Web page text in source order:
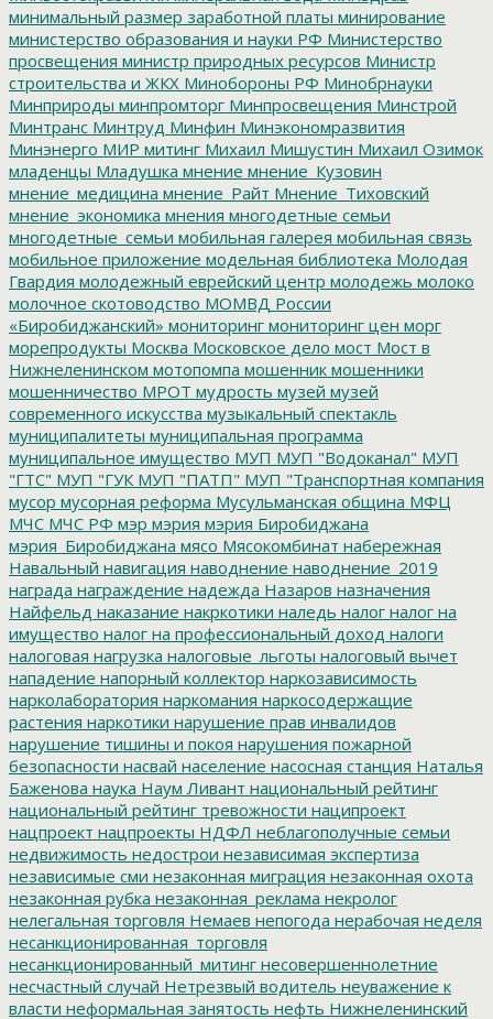
минимальный размер заработной платы минирование
министерство образования и науки РФ Министерство
просвещения министр природных ресурсов Министр
строительства и ЖКХ Минобороны РФ Минобрнауки
Минприроды минпромторг Минпросвещения Минстрой
Минтранс Минтруд Минфин Минэкономразвития
Минэнерго МИР митинг Михаил Мишустин Михаил Озимок
младенцы Младушка мнение мнение_Кузовин
мнение_медицина мнение_Райт Мнение_Тиховский
мнение_экономика мнения многодетные семьи
многодетные_семьи мобильная галерея мобильная связь
мобильное приложение модельная библиотека Молодая
Гвардия молодежный еврейский центр молодежь молоко
молочное скотоводство МОМВД России
«Биробиджанский» мониторинг мониторинг цен морг
морепродукты Москва Московское дело мост Мост в
Нижнеленинском мотопомпа мошенник мошенники
мошенничество МРОТ мудрость музей музей
современного искусства музыкальный спектакль
муниципалитеты муниципальная программа
муниципальное имущество МУП МУП "Водоканал" МУП
"ГТС" МУП "ГУК МУП "ПАТП" МУП "Транспортная компания
мусор мусорная реформа Мусульманская община МФЦ
МЧС МЧС РФ мэр мэрия мэрия Биробиджана
мэрия_Биробиджана мясо Мясокомбинат набережная
Навальный навигация наводнение наводнение_2019
награда награждение надежда Назаров назначения
Найфельд наказание накркотики наледь налог налог на
имущество налог на профессиональный доход налоги
налоговая нагрузка налоговые_льготы налоговый вычет
нападение напорный коллектор наркозависимость
нарколаборатория наркомания наркосодержащие
растения наркотики нарушение прав инвалидов
нарушение тишины и покоя нарушения пожарной
безопасности насвай население насосная станция Наталья
Баженова наука Наум Ливант национальный рейтинг
национальный рейтинг тревожности наципроект
нацпроект нацпроекты НДФЛ неблагополучные семьи
недвижимость недострои независимая экспертиза
независимые сми незаконная миграция незаконная охота
незаконная рубка незаконная_реклама некролог
нелегальная торговля Немаев непогода нерабочая неделя
несанкционированная_торговля
несанкционированный_митинг несовершеннолетние
несчастный случай Нетрезвый водитель неуважение к
власти неформальная занятость нефть Нижнеленинский